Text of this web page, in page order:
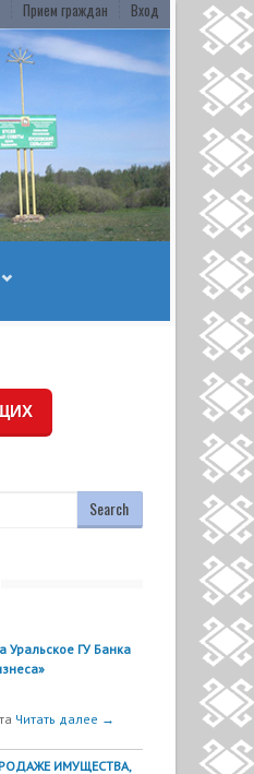
Прием граждан Вход
Уральское ГУ Банка
Читать далее →
ИМУЩЕСТВА,